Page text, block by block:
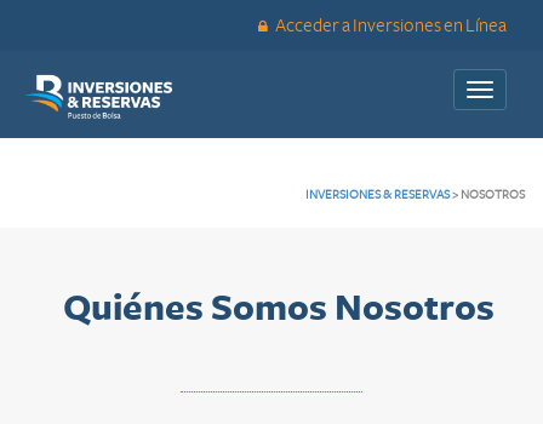
Acceder a Inversiones en Línea
Toggle
INVERSIONES & RESERVAS> NOSOTROS
Quiénes Somos Nosotros